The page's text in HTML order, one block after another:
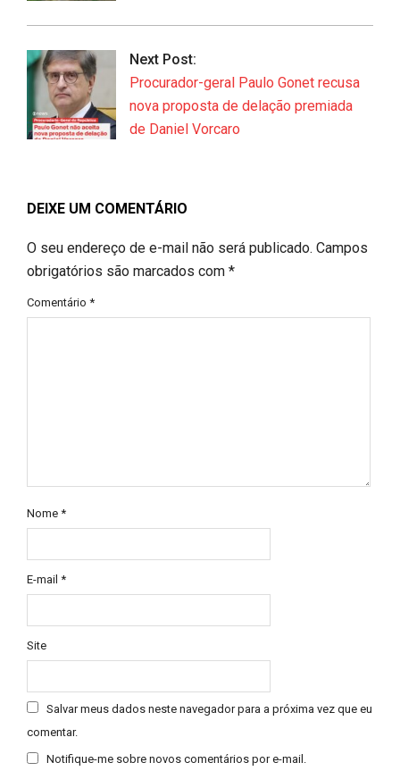
Next Post:
Procurador-geral Paulo Gonet recusa
nova proposta de delação premiada
de Daniel Vorcaro
DEIXE UM COMENTÁRIO
O seu endereço de e-mail não será publicado. Campos
obrigatórios são marcados com *
Comentário *
Nome *
E-mail *
Site
Salvar meus dados neste navegador para a próxima vez que eu
comentar.
Notifique-me sobre novos comentários por e-mail.